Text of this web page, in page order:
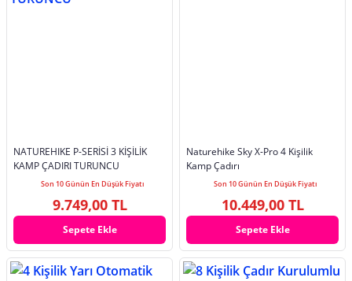
NATUREHIKE P-SERİSİ 3 KİŞİLİK
KAMP ÇADIRI TURUNCU
Son 10 Günün En Düşük Fiyatı
9.749,00 TL
Sepete Ekle
Naturehike Sky X-Pro 4 Kişilik
Kamp Çadırı
Son 10 Günün En Düşük Fiyatı
10.449,00 TL
Sepete Ekle